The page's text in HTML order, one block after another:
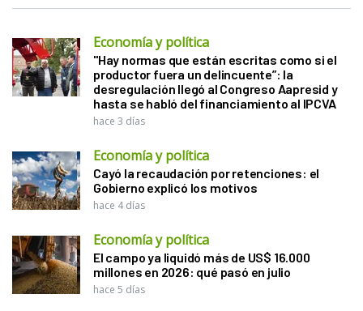
Economía y política
"Hay normas que están escritas como si el
productor fuera un delincuente”: la
desregulación llegó al Congreso Aapresid y
hasta se habló del financiamiento al IPCVA
hace 3 días
Economía y política
Cayó la recaudación por retenciones: el
Gobierno explicó los motivos
hace 4 días
Economía y política
El campo ya liquidó más de US$ 16.000
millones en 2026: qué pasó en julio
hace 5 días